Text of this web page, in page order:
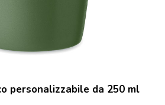
personalizzabile da 250 ml